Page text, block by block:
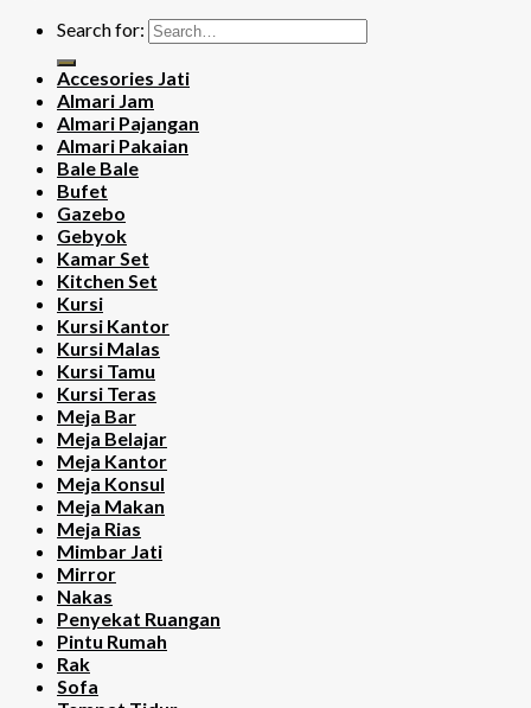
Search for:
Accesories Jati
Almari Jam
Almari Pajangan
Almari Pakaian
Bale Bale
Bufet
Gazebo
Gebyok
Kamar Set
Kitchen Set
Kursi
Kursi Kantor
Kursi Malas
Kursi Tamu
Kursi Teras
Meja Bar
Meja Belajar
Meja Kantor
Meja Konsul
Meja Makan
Meja Rias
Mimbar Jati
Mirror
Nakas
Penyekat Ruangan
Pintu Rumah
Rak
Sofa